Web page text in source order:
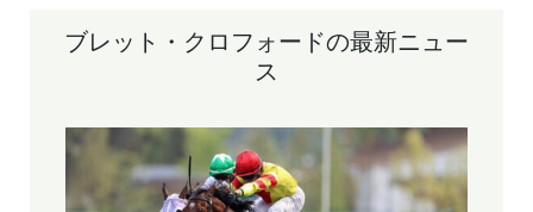
ブレット・クロフォードの最新ニュー
ス